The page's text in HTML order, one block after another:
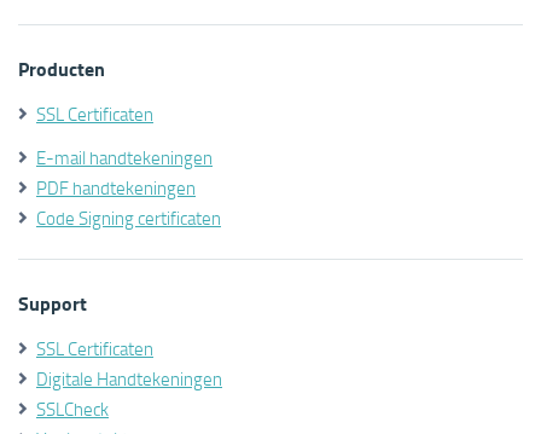
Producten
SSL Certificaten
E-mail handtekeningen
PDF handtekeningen
Code Signing certificaten
Support
SSL Certificaten
Digitale Handtekeningen
SSLCheck